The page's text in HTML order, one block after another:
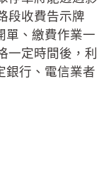
段收費告示牌
單、繳費作業一
一定時間後，利
銀行、電信業者